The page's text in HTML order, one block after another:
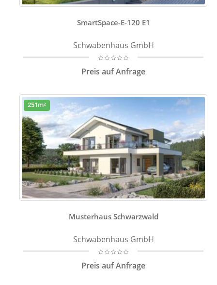
SmartSpace-E-120 E1
Schwabenhaus GmbH
Preis auf Anfrage
251m²
Musterhaus Schwarzwald
Schwabenhaus GmbH
Preis auf Anfrage